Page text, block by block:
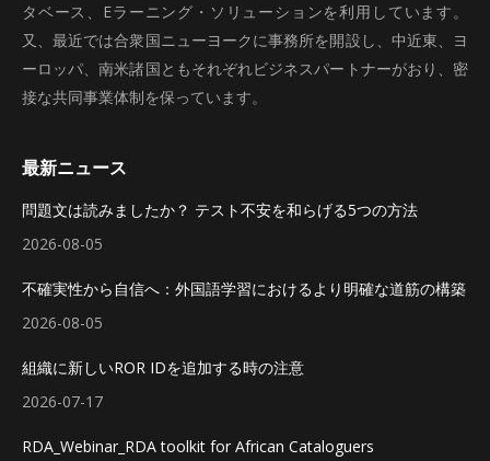
タベース、Eラーニング・ソリューションを利用しています。
又、最近では合衆国ニューヨークに事務所を開設し、中近東、ヨ
ーロッパ、南米諸国ともそれぞれビジネスパートナーがおり、密
接な共同事業体制を保っています。
最新ニュース
問題文は読みましたか？ テスト不安を和らげる5つの方法
2026-08-05
不確実性から自信へ：外国語学習におけるより明確な道筋の構築
2026-08-05
組織に新しいROR IDを追加する時の注意
2026-07-17
RDA_Webinar_RDA toolkit for African Cataloguers